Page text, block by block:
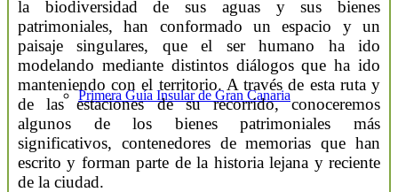
Primera Guía Insular de Gran Canaria
la biodiversidad de sus aguas y sus bienes
patrimoniales, han conformado un espacio y un
paisaje singulares, que el ser humano ha ido
modelando mediante distintos diálogos que ha ido
manteniendo con el territorio. A través de esta ruta y
de las estaciones de su recorrido, conoceremos
algunos de los bienes patrimoniales más
significativos, contenedores de memorias que han
escrito y forman parte de la historia lejana y reciente
de la ciudad.